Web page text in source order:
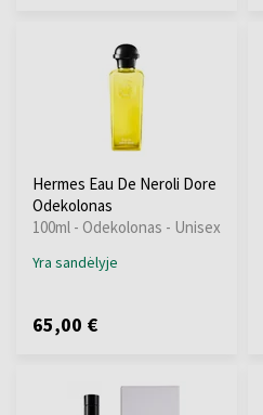
Hermes Eau De Neroli Dore
Odekolonas
100ml - Odekolonas - Unisex
Yra sandėlyje
65,00 €